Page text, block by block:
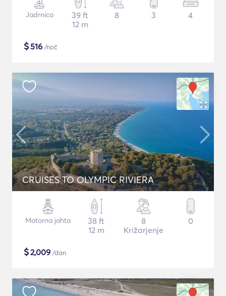
Jadrnica
39 ft
12 m
8 3 4
$516 /noč
CRUISES TO OLYMPIC RIVIERA
Motorna jahta
38 ft
12 m
8
Križarjenje
0
$2,009 /dan